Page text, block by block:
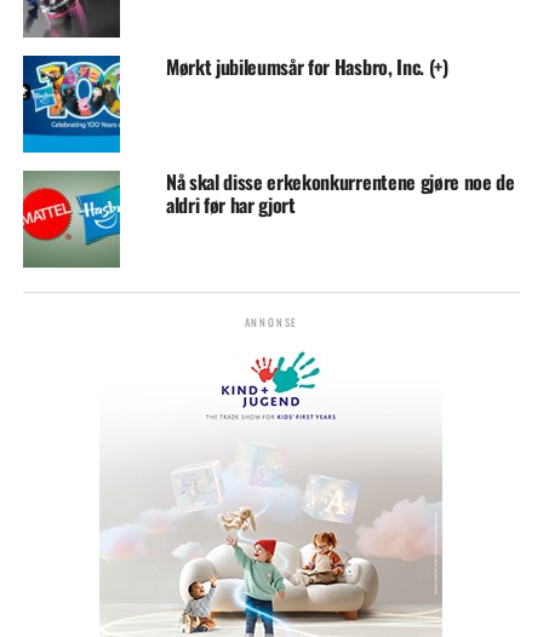
Mørkt jubileumsår for Hasbro, Inc. (+)
Nå skal disse erkekonkurrentene gjøre noe de
aldri før har gjort
ANNONSE